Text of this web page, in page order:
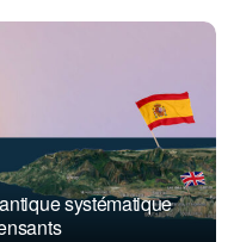
systématique